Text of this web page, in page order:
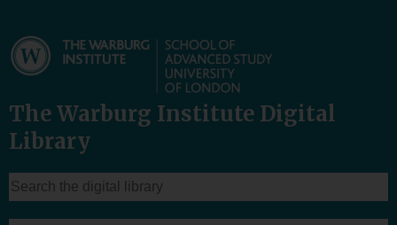
The Warburg Institute Digital
Library